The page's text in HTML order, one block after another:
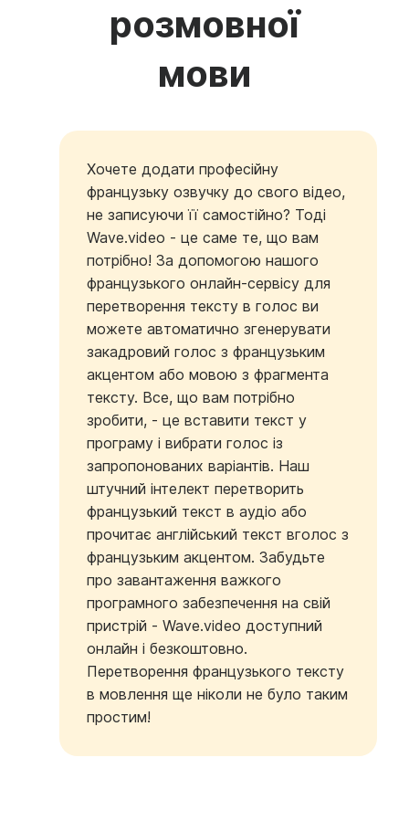
розмовної
мови
Хочете додати професійну
французьку озвучку до свого відео,
не записуючи її самостійно? Тоді
Wave.video - це саме те, що вам
потрібно! За допомогою нашого
французького онлайн-сервісу для
перетворення тексту в голос ви
можете автоматично згенерувати
закадровий голос з французьким
акцентом або мовою з фрагмента
тексту. Все, що вам потрібно
зробити, - це вставити текст у
програму і вибрати голос із
запропонованих варіантів. Наш
штучний інтелект перетворить
французький текст в аудіо або
прочитає англійський текст вголос з
французьким акцентом. Забудьте
про завантаження важкого
програмного забезпечення на свій
пристрій - Wave.video доступний
онлайн і безкоштовно.
Перетворення французького тексту
в мовлення ще ніколи не було таким
простим!